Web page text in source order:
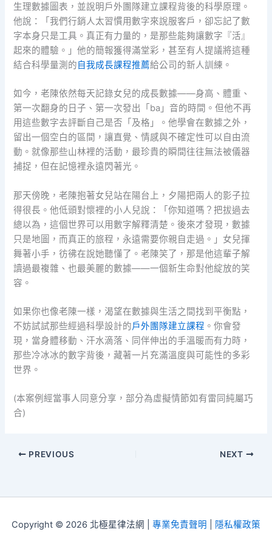
生理數據圖表，並說明戶外團隊建立課程背後的科學原理。
他說：「我們行銷人太習慣用數字來說服客戶，卻忘記了數
字本身只是工具。真正有力量的，是那些能夠讓數字『活』
起來的體驗。」他的簡報獲得滿堂彩，甚至有人提議將這種
結合科學量測的自我成長課程推薦給公司的新人訓練。
如今，老陳依然每天記錄女兒的成長數據——身高、體重、
第一次翻身的日子、第一次發出「ba」音的時間。但他不再
用這些數字去評斷自己是否「及格」。他學會在數據之外，
留出一個空白的區間，讓直覺、情感與不確定性可以自由流
動。就像那些山林裡的活動，最珍貴的瞬間往往無法被儀器
捕捉，但在記憶裡永遠閃著光。
那天傍晚，老陳抱著女兒站在陽台上，夕陽把兩人的影子拉
得很長。他低頭對懷裡的小人兒說：「你知道嗎？把拔過去
總以為，這個世界可以用數字解釋清楚。後來才發現，數據
只是地圖，而真正的旅程，永遠需要你親自走過。」女兒揮
舞著小手，彷彿在說她聽懂了。老陳笑了，那是他這輩子解
讀過最複雜、也最美麗的數據——一個新生命對他綻放的笑
容。
如果你也像老陳一樣，渴望在數據與生活之間找到平衡點，
不妨試試那些經過科學設計的戶外團隊建立課程 。你會發
現，當身體移動、汗水滴落、同伴伸出的手溫暖而有力時，
那些冷冰冰的數字背後，藏著一片充滿溫度與可能性的多彩
世界。
(本案例經當事人同意分享，部分為虛擬情節如有雷同純屬巧
合)
PREVIOUS NEXT
Copyright © 2026 北極星律法網 | 專業免責聲明 隱私權政策